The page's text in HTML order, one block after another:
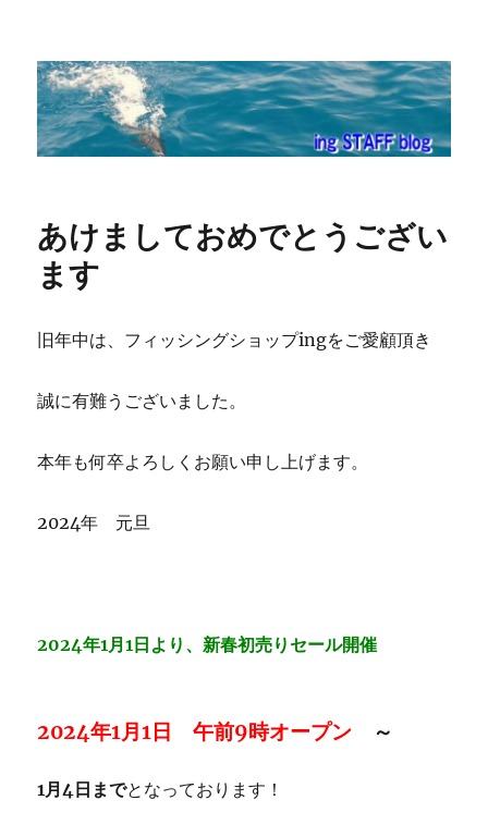
ing STAFF blog
あけましておめでとうござい
ます
旧年中は、フィッシングショップingをご愛顧頂き
誠に有難うございました。
本年も何卒よろしくお願い申し上げます。
2024年 元旦
2024年1月1日より、新春初売りセール開催
2024年1月1日 午前9時オープン ～
1月4日までとなっております！